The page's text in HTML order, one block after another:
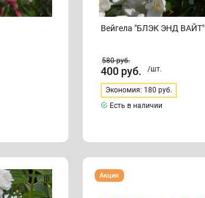
Вейгела "БЛЭК ЭНД ВАЙТ"
580руб.
400 руб. /шт.
Экономия: 180 руб.
Есть в наличии
Жасмин
«Биколор»
Акция